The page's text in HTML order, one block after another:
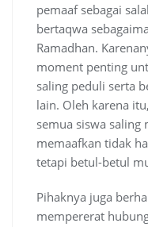
pemaaf sebagai
bertaqwa
Ramadhan.
moment penting
saling peduli serta
lain. Oleh karena
semua siswa saling
memaafkan tidak
tetapi betul-betul
Pihaknya juga
mempererat